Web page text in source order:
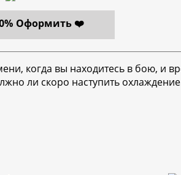
Оформить ❤️
когда вы находитесь в бою, и
ли скоро наступить